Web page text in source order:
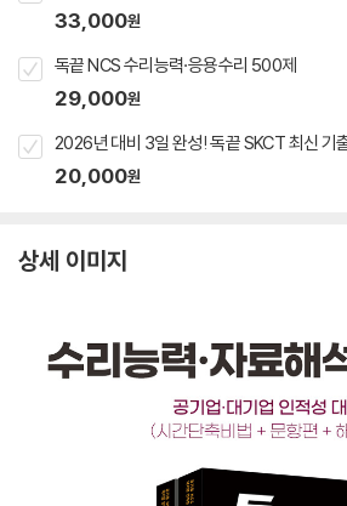
33,000원
독끝 NCS 수리능력·응용수리 500제
29,000원
2026년 대비 3일 완성! 독끝 SKCT 최신 기
20,000원
상세 이미지